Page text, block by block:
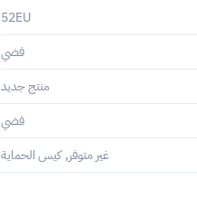
52EU
فضي
منتج جديد
فضي
غير متوفر, كيس الحماية